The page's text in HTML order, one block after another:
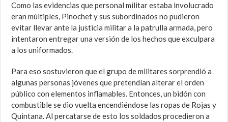
Como las evidencias que personal militar estaba involucrado
eran múltiples, Pinochet y sus subordinados no pudieron
evitar llevar ante la justicia militar a la patrulla armada, pero
intentaron entregar una versión de los hechos que exculpara
a los uniformados.
Para eso sostuvieron que el grupo de militares sorprendió a
algunas personas jóvenes que pretendían alterar el orden
público con elementos inflamables. Entonces, un bidón con
combustible se dio vuelta encendiéndose las ropas de Rojas y
Quintana. Al percatarse de esto los soldados procedieron a